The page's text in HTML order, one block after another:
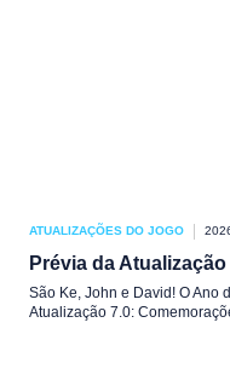
ATUALIZAÇÕES DO JOGO
Prévia da Atualização
São Ke, John e David! O Ano
Atualização 7.0: